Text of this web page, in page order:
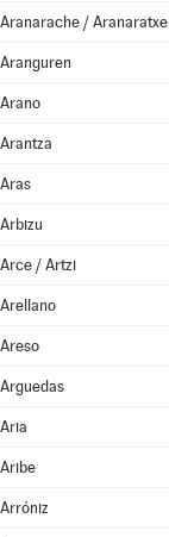
Aranarache / Aranaratxe
Aranguren
Arano
Arantza
Aras
Arbizu
Arce / Artzi
Arellano
Areso
Arguedas
Aria
Aribe
Arróniz